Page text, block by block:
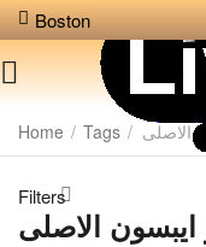
Boston
Home / Tags / الاصلى
Filters
ايبسون الاصلى